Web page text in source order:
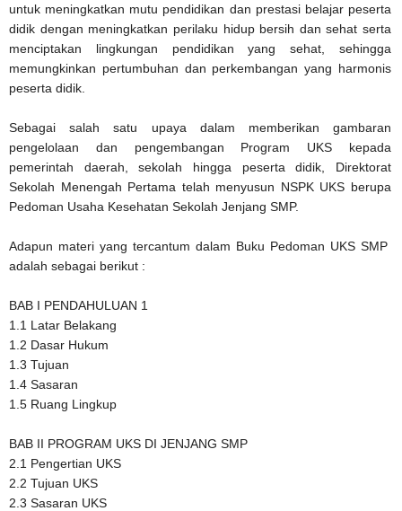
untuk meningkatkan mutu pendidikan dan prestasi belajar peserta
didik dengan meningkatkan perilaku hidup bersih dan sehat serta
menciptakan lingkungan pendidikan yang sehat, sehingga
memungkinkan pertumbuhan dan perkembangan yang harmonis
peserta didik.
Sebagai salah satu upaya dalam memberikan gambaran
pengelolaan dan pengembangan Program UKS kepada
pemerintah daerah, sekolah hingga peserta didik, Direktorat
Sekolah Menengah Pertama telah menyusun NSPK UKS berupa
Pedoman Usaha Kesehatan Sekolah Jenjang SMP.
Adapun materi yang tercantum dalam Buku Pedoman UKS SMP
adalah sebagai berikut :
BAB I PENDAHULUAN 1
1.1 Latar Belakang
1.2 Dasar Hukum
1.3 Tujuan
1.4 Sasaran
1.5 Ruang Lingkup
BAB II PROGRAM UKS DI JENJANG SMP
2.1 Pengertian UKS
2.2 Tujuan UKS
2.3 Sasaran UKS